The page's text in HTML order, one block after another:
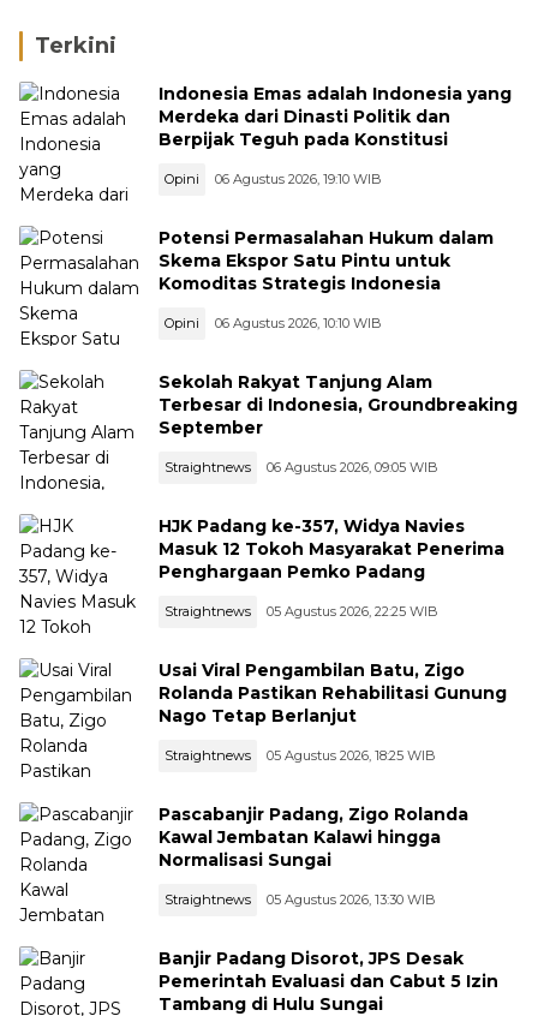
Terkini
Indonesia Emas adalah Indonesia yang
Merdeka dari Dinasti Politik dan
Berpijak Teguh pada Konstitusi
Opini 06 Agustus 2026, 19:10 WIB
Potensi Permasalahan Hukum dalam
Skema Ekspor Satu Pintu untuk
Komoditas Strategis Indonesia
Opini 06 Agustus 2026, 10:10 WIB
Sekolah Rakyat Tanjung Alam
Terbesar di Indonesia, Groundbreaking
September
Straightnews 06 Agustus 2026, 09:05 WIB
HJK Padang ke-357, Widya Navies
Masuk 12 Tokoh Masyarakat Penerima
Penghargaan Pemko Padang
Straightnews 05 Agustus 2026, 22:25 WIB
Usai Viral Pengambilan Batu, Zigo
Rolanda Pastikan Rehabilitasi Gunung
Nago Tetap Berlanjut
Straightnews 05 Agustus 2026, 18:25 WIB
Pascabanjir Padang, Zigo Rolanda
Kawal Jembatan Kalawi hingga
Normalisasi Sungai
Straightnews 05 Agustus 2026, 13:30 WIB
Banjir Padang Disorot, JPS Desak
Pemerintah Evaluasi dan Cabut 5 Izin
Tambang di Hulu Sungai